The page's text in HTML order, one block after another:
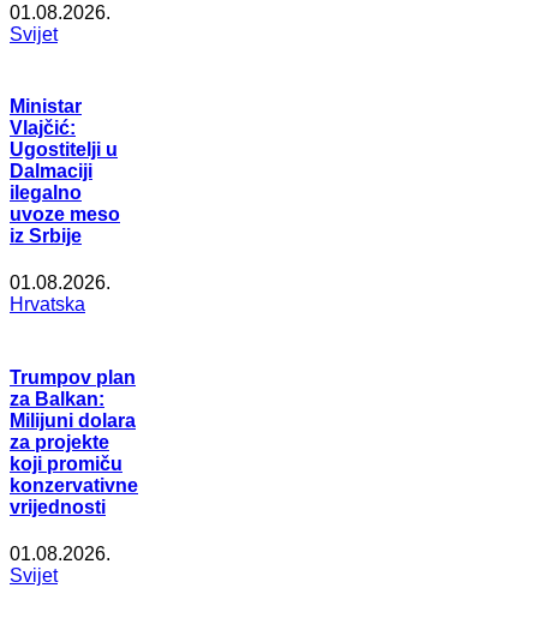
01.08.2026.
Svijet
Ministar
Vlajčić:
Ugostitelji u
Dalmaciji
ilegalno
uvoze meso
iz Srbije
01.08.2026.
Hrvatska
Trumpov plan
za Balkan:
Milijuni dolara
za projekte
koji promiču
konzervativne
vrijednosti
01.08.2026.
Svijet